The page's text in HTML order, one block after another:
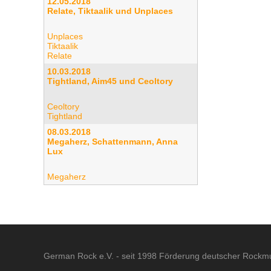
Relate, Tiktaalik und Unplaces
Unplaces
Tiktaalik
Relate
10.03.2018
Tightland, Aim45 und Ceoltory
Ceoltory
Tightland
08.03.2018
Megaherz, Schattenmann, Anna
Lux
Megaherz
German Rock e.V. - seit 1998 Förderung deutscher